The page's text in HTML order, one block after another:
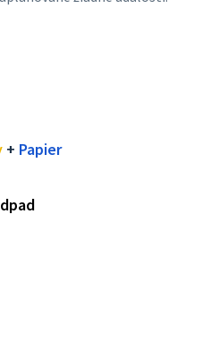
+ Papier